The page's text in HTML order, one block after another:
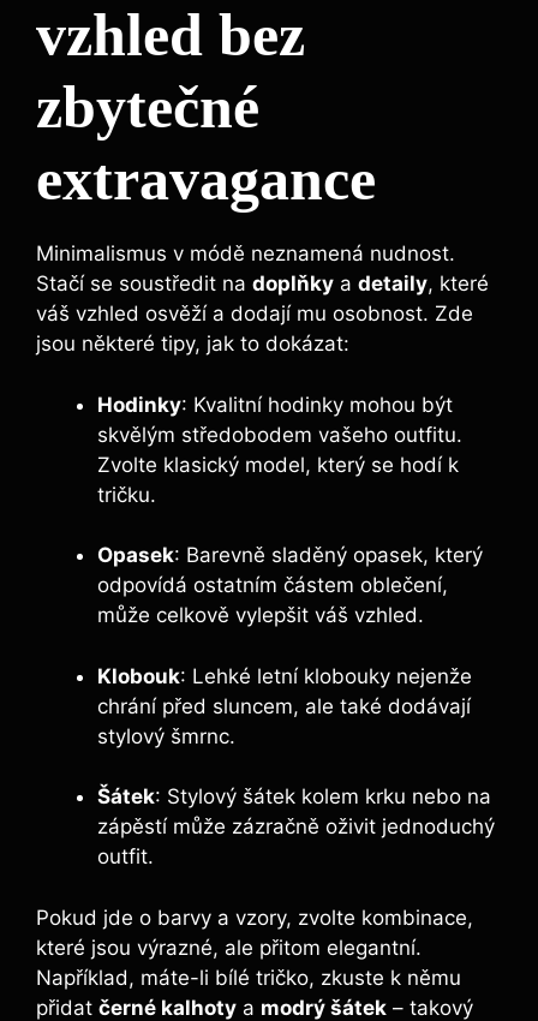
vzhled bez
zbytečné
extravagance
Minimalismus v módě neznamená nudnost.
Stačí se soustředit na doplňky a detaily, které
váš vzhled osvěží a dodají mu osobnost. Zde
jsou některé tipy, jak to dokázat:
Hodinky: Kvalitní hodinky mohou být
skvělým středobodem vašeho outfitu.
Zvolte klasický model, který se hodí k
tričku.
Opasek: Barevně sladěný opasek, který
odpovídá ostatním částem oblečení,
může celkově vylepšit váš vzhled.
Klobouk: Lehké letní klobouky nejenže
chrání před sluncem, ale také dodávají
stylový šmrnc.
Šátek: Stylový šátek kolem krku nebo na
zápěstí může zázračně oživit jednoduchý
outfit.
Pokud jde o barvy a vzory, zvolte kombinace,
které jsou výrazné, ale přitom elegantní.
Například, máte-li bílé tričko, zkuste k němu
přidat černé kalhoty a modrý šátek – takový